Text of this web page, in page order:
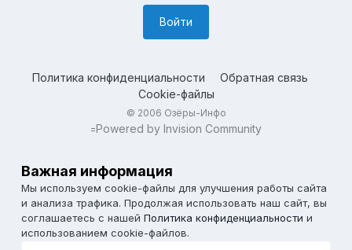
Войти
Политика конфиденциальности
Обратная связь
Cookie-файлы
© 2006 Озёры-Инфо
=Powered by Invision Community
Важная информация
Мы используем cookie-файлы для улучшения работы сайта
и анализа трафика. Продолжая использовать наш сайт, вы
соглашаетесь с нашей Политика конфиденциальности и
использованием cookie-файлов.